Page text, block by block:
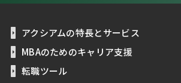
アクシアムの特長とサービス
MBAのためのキャリア支援
転職ツール